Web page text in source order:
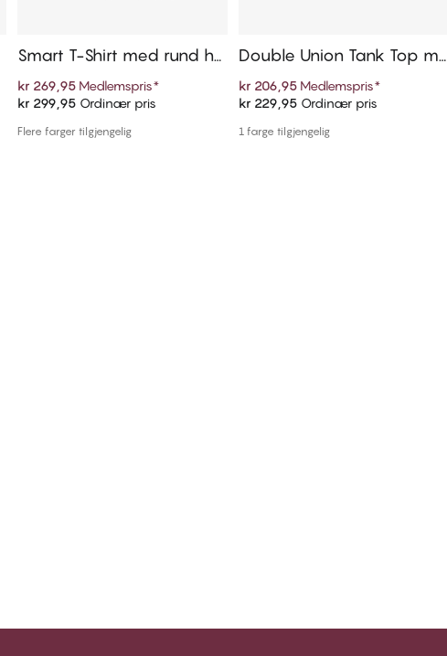
Legg i handlekurven
Smart T-Shirt med rund hal
s
kr 269,95 Medlemspris*
kr 299,95Ordinær pris
Flere farger tilgjengelig
Legg i handlekurven
Double Union Tank Top me
d rund hals
kr 206,95 Medlemspris*
kr 229,95 Ordinær pris
1 farge tilgjengelig